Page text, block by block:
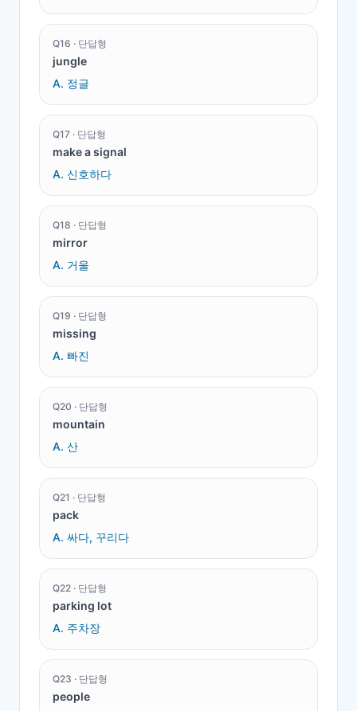
Q16 · 단답형
jungle
A. 정글
Q17 · 단답형
make a signal
A. 신호하다
Q18 · 단답형
mirror
A. 거울
Q19 · 단답형
missing
A. 빠진
Q20 · 단답형
mountain
A. 산
Q21 · 단답형
pack
A. 싸다, 꾸리다
Q22 · 단답형
parking lot
A. 주차장
Q23 · 단답형
people